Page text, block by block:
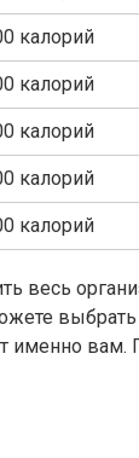
калорий
калорий
калорий
калорий
калорий
весь
именно вам.